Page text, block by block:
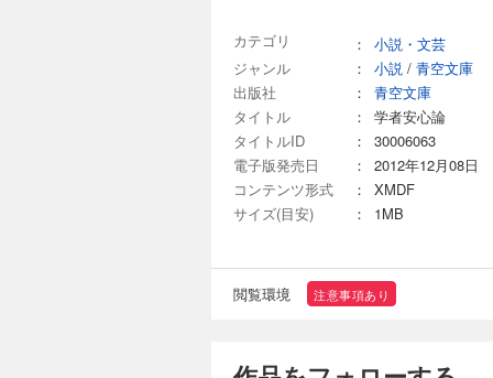
カテゴリ ：
小説・文芸
ジャンル
： 小説 / 青空文庫
出版社
：
青空文庫
タイトル
：
学者安心論
タイトルID
：
30006063
電子版発売日
：
2012年12月08日
コンテンツ形式
：
XMDF
サイズ(目安)
： 1MB
閲覧環境 注意事項あり